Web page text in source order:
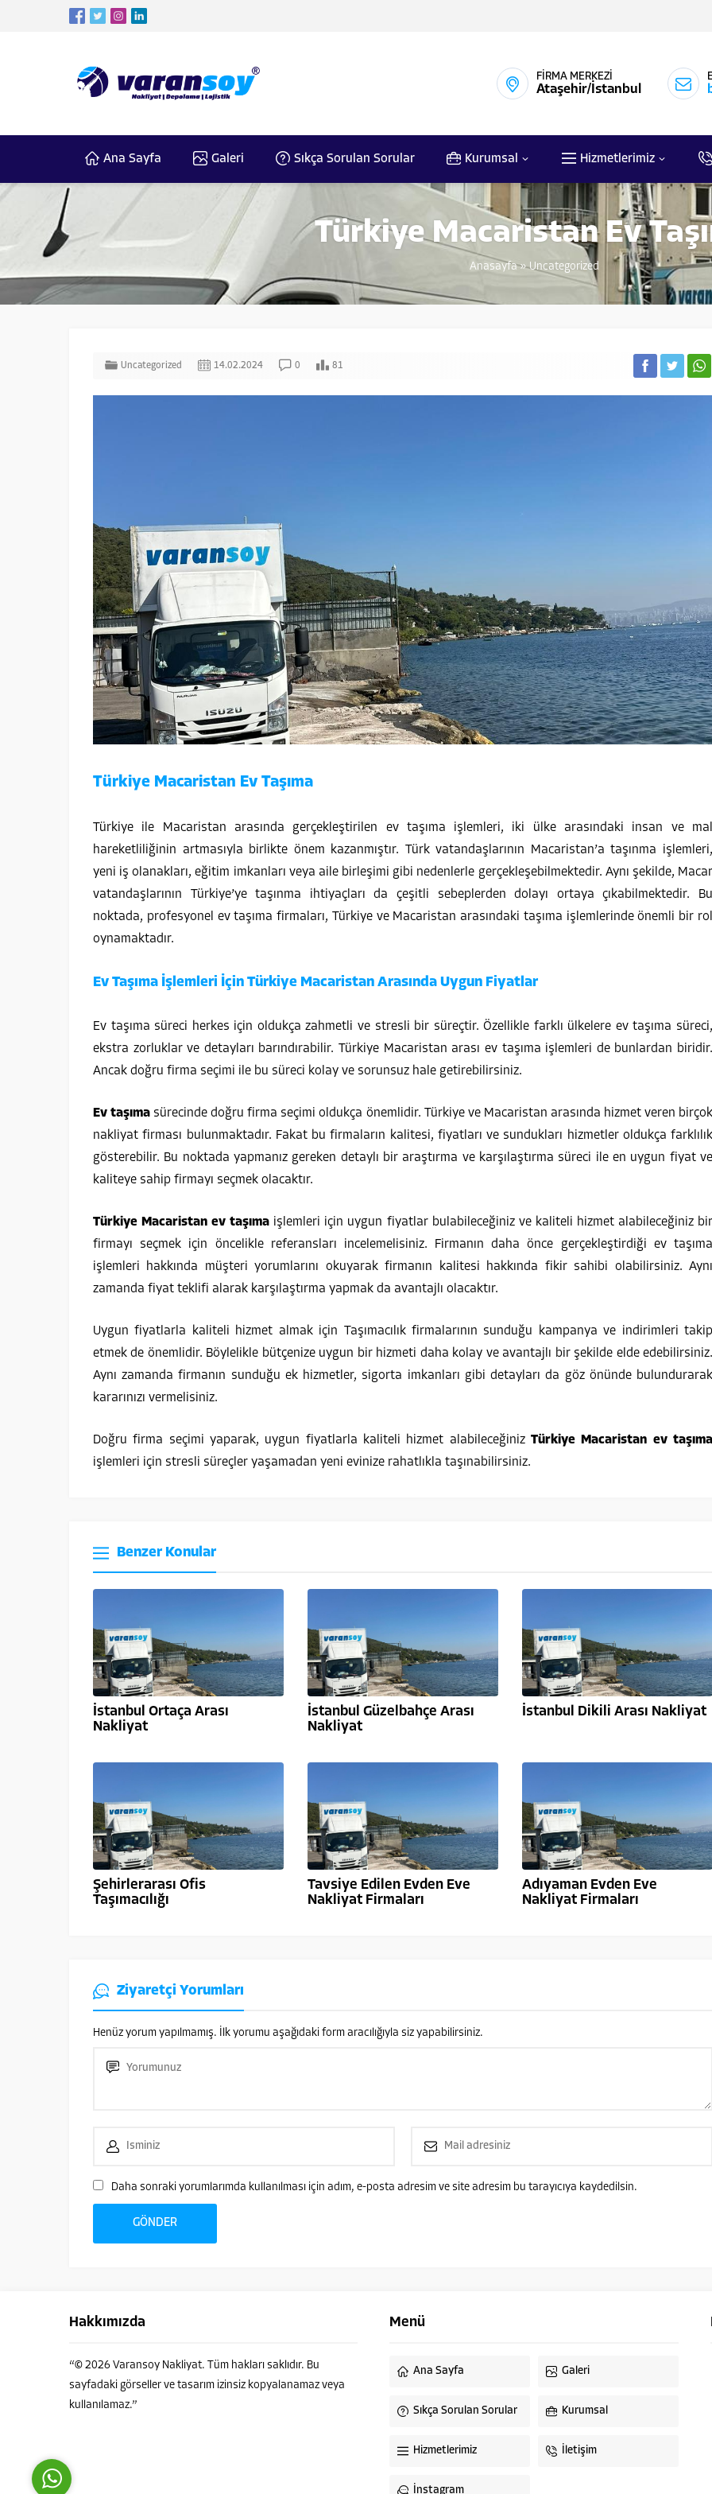
FİRMA MERKEZİ
Ataşehir/İstanbul
Ana Sayfa Galeri Sıkça Sorulan Sorular Kurumsal Hizmetlerimiz
Türkiye Macaristan Ev
Anasayfa»Uncategorized
Uncategorized 14.02.2024 0 81
Türkiye Macaristan Ev Taşıma
Türkiye ile Macaristan arasında gerçekleştirilen ev taşıma işlemleri, iki ülke arasındaki insan ve mal
hareketliliğinin artmasıyla birlikte önem kazanmıştır. Türk vatandaşlarının Macaristan’a taşınma işlemleri,
yeni iş olanakları, eğitim imkanları veya aile birleşimi gibi nedenlerle gerçekleşebilmektedir. Aynı şekilde, Macar
vatandaşlarının Türkiye’ye taşınma ihtiyaçları da çeşitli sebeplerden dolayı ortaya çıkabilmektedir. Bu
noktada, profesyonel ev taşıma firmaları, Türkiye ve Macaristan arasındaki taşıma işlemlerinde önemli bir rol
oynamaktadır.
Ev Taşıma İşlemleri İçin Türkiye Macaristan Arasında Uygun Fiyatlar
Ev taşıma süreci herkes için oldukça zahmetli ve stresli bir süreçtir. Özellikle farklı ülkelere ev taşıma süreci,
ekstra zorluklar ve detayları barındırabilir. Türkiye Macaristan arası ev taşıma işlemleri de bunlardan biridir.
Ancak doğru firma seçimi ile bu süreci kolay ve sorunsuz hale getirebilirsiniz.
Ev taşıma sürecinde doğru firma seçimi oldukça önemlidir. Türkiye ve Macaristan arasında hizmet veren
nakliyat firması bulunmaktadır. Fakat bu firmaların kalitesi, fiyatları ve sundukları hizmetler oldukça farklılık
gösterebilir. Bu noktada yapmanız gereken detaylı bir araştırma ve karşılaştırma süreci ile en uygun fiyat ve
kaliteye sahip firmayı seçmek olacaktır.
Türkiye Macaristan ev taşıma işlemleri için uygun fiyatlar bulabileceğiniz ve kaliteli hizmet alabileceğiniz
firmayı seçmek için öncelikle referansları incelemelisiniz. Firmanın daha önce gerçekleştirdiği ev taşıma
işlemleri hakkında müşteri yorumlarını okuyarak firmanın kalitesi hakkında fikir sahibi olabilirsiniz. Aynı
zamanda fiyat teklifi alarak karşılaştırma yapmak da avantajlı olacaktır.
Uygun fiyatlarla kaliteli hizmet almak için Taşımacılık firmalarının sunduğu kampanya ve indirimleri takip
etmek de önemlidir. Böylelikle bütçenize uygun bir hizmeti daha kolay ve avantajlı bir şekilde elde edebilirsiniz.
Aynı zamanda firmanın sunduğu ek hizmetler, sigorta imkanları gibi detayları da göz önünde bulundurarak
kararınızı vermelisiniz.
Doğru firma seçimi yaparak, uygun fiyatlarla kaliteli hizmet alabileceğiniz Türkiye Macaristan ev taşıma
işlemleri için stresli süreçler yaşamadan yeni evinize rahatlıkla taşınabilirsiniz.
Benzer Konular
İstanbul Ortaça Arası
Nakliyat
İstanbul Güzelbahçe Arası
Nakliyat
İstanbul Dikili Arası Nakliyat
Şehirlerarası Ofis
Taşımacılığı
Tavsiye Edilen Evden Eve
Nakliyat Firmaları
Adıyaman Evden Eve
Nakliyat Firmaları
Ziyaretçi Yorumları
Henüz yorum yapılmamış. İlk yorumu aşağıdaki form aracılığıyla siz yapabilirsiniz.
Daha sonraki yorumlarımda kullanılması için adım, e-posta adresim ve site adresim bu tarayıcıya kaydedilsin.
Hakkımızda
“© 2026 Varansoy Nakliyat. Tüm hakları saklıdır. Bu
sayfadaki görseller ve tasarım izinsiz kopyalanamaz veya
kullanılamaz.”
Menü
Ana Sayfa Galeri
Sıkça Sorulan Sorular Kurumsal
Hizmetlerimiz İletişim
İnstagram
Cevap Yaz